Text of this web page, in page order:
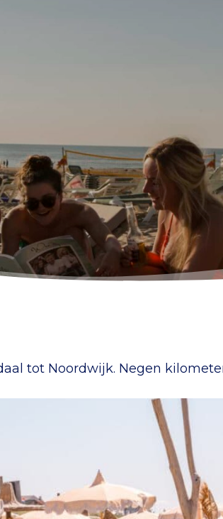
tot Noordwijk. Negen